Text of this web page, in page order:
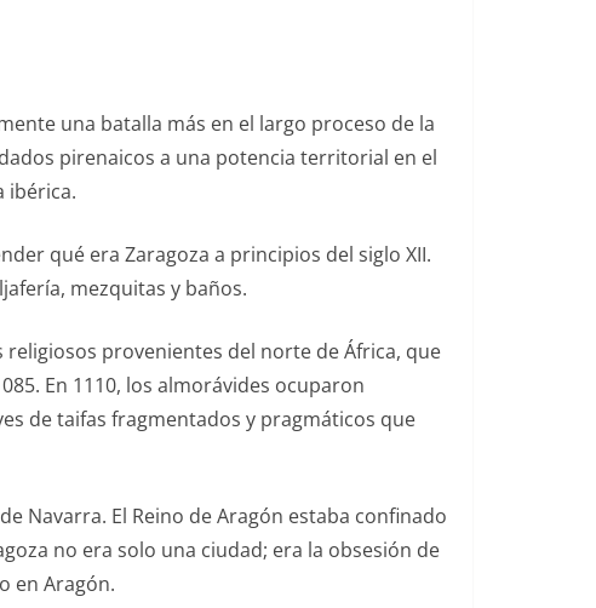
una batalla más en el largo proceso de la
pirenaicos a una potencia territorial en el
ibérica.
qué era Zaragoza a principios del siglo XII.
mezquitas y baños.
religiosos provenientes del norte de África, que
En 1110, los almorávides ocuparon
de taifas fragmentados y pragmáticos que
Navarra. El Reino de Aragón estaba confinado
no era solo una ciudad; era la obsesión de
en Aragón.